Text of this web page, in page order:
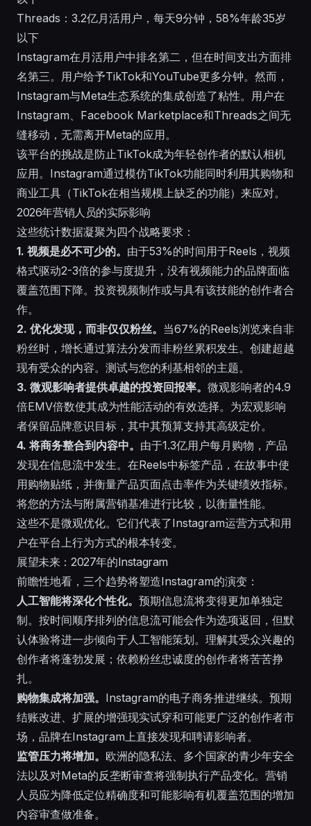
Threads：3.2亿月活用户，每天9分钟，58%年龄35岁
以下
Instagram在月活用户中排名第二，但在时间支出方面排
名第三。用户给予TikTok和YouTube更多分钟。然而，
Instagram与Meta生态系统的集成创造了粘性。用户在
Instagram、Facebook Marketplace和Threads之间无
缝移动，无需离开Meta的应用。
该平台的挑战是防止TikTok成为年轻创作者的默认相机
应用。Instagram通过模仿TikTok功能同时利用其购物和
商业工具（TikTok在相当规模上缺乏的功能）来应对。
2026年营销人员的实际影响
这些统计数据凝聚为四个战略要求：
1. 视频是必不可少的。 由于53%的时间用于Reels，视频
格式驱动2-3倍的参与度提升，没有视频能力的品牌面临
覆盖范围下降。投资视频制作或与具有该技能的创作者合
作。
2. 优化发现，而非仅仅粉丝。 当67%的Reels浏览来自非
粉丝时，增长通过算法分发而非粉丝累积发生。创建超越
现有受众的内容。测试与您的利基相邻的主题。
3. 微观影响者提供卓越的投资回报率。 微观影响者的4.9
倍EMV倍数使其成为性能活动的有效选择。为宏观影响
者保留品牌意识目标，其中其预算支持其高级定价。
4. 将商务整合到内容中。 由于1.3亿用户每月购物，产品
发现在信息流中发生。在Reels中标签产品，在故事中使
用购物贴纸，并衡量产品页面点击率作为关键绩效指标。
将您的方法与附属营销基准进行比较，以衡量性能。
这些不是微观优化。它们代表了Instagram运营方式和用
户在平台上行为方式的根本转变。
展望未来：2027年的Instagram
前瞻性地看，三个趋势将塑造Instagram的演变：
人工智能将深化个性化。 预期信息流将变得更加单独定
制。按时间顺序排列的信息流可能会作为选项返回，但默
认体验将进一步倾向于人工智能策划。理解其受众兴趣的
创作者将蓬勃发展；依赖粉丝忠诚度的创作者将苦苦挣
扎。
购物集成将加强。 Instagram的电子商务推进继续。预期
结账改进、扩展的增强现实试穿和可能更广泛的创作者市
场，品牌在Instagram上直接发现和聘请影响者。
监管压力将增加。 欧洲的隐私法、多个国家的青少年安全
法以及对Meta的反垄断审查将强制执行产品变化。营销
人员应为降低定位精确度和可能影响有机覆盖范围的增加
内容审查做准备。